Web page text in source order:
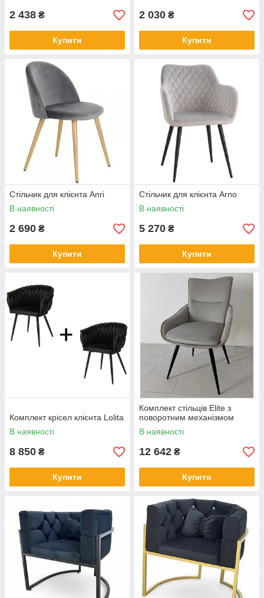
2 438 ₴
Купити
2 030 ₴
Купити
Стільчик для клієнта Anri
В наявності
2 690 ₴
Купити
Стільчик для клієнта Arno
В наявності
5 270 ₴
Купити
Комплект крісел клієнта Lolita
В наявності
8 850 ₴
Купити
Комплект стільців Elite з
поворотним механізмом
В наявності
12 642 ₴
Купити